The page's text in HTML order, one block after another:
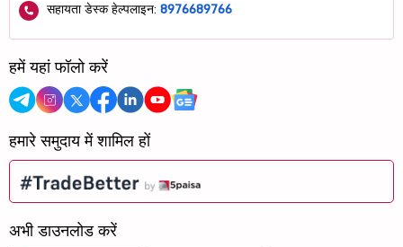
सहायता डेस्क हेल्पलाइन: 8976689766
हमें यहां फॉलो करें
हमारे समुदाय में शामिल हों
अभी डाउनलोड करें